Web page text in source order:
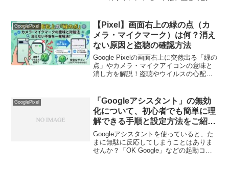
着信だけ許すカスタマイズまで、スマホ
歴10年の部チョーが分かりやすく解説し
ます。
GooglePixel
【Pixel】画面右上の緑の点（カ
メラ・マイクマーク）は何？消え
ない原因と盗聴の確認方法
Google Pixelの画面右上に突然出る「緑の
点」やカメラ・マイクアイコンの意味と
消し方を解説！盗聴やウイルスの心配は
論ファーストで分かりやすく紹介しま
す。
GooglePixel
「Googleアシスタント」の無効
化について、初心者でも簡単に理
解できる手順と設定方法をご紹介
します
Googleアシスタントを使っていると、た
まに無駄に反応してしまうことはありま
せんか？「OK Google」などの起動コマ